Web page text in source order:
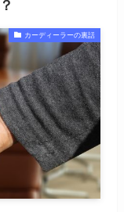
カーディーラーの裏話